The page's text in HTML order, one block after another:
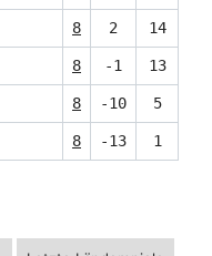
8 2 14
8 -1 13
8 -10 5
8 -13 1